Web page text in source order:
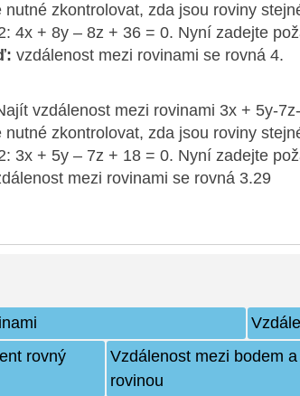
nutné zkontrolovat, zda jsou roviny
4x + 8y – 8z + 36 = 0. Nyní zadejte
vzdálenost mezi rovinami se rovná 4.
vzdálenost mezi rovinami 3x + 5y-
nutné zkontrolovat, zda jsou roviny
3x + 5y – 7z + 18 = 0. Nyní zadejte
mezi rovinami se rovná 3.29
rovný
Vzdálenost mezi bodem a
rovinou